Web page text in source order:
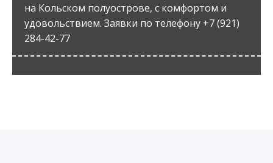
на Кольском полуострове, с комфортом и
удовольствием. Заявки по телефону +7 (921)
284-42-77